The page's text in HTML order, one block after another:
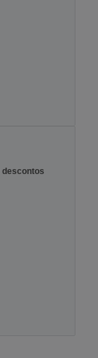
descontos